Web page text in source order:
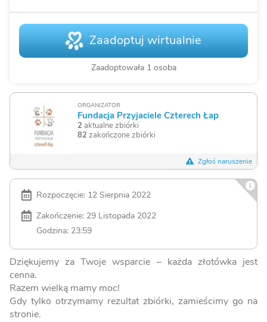
Zaadoptuj wirtualnie
Zaadoptowała 1 osoba
ORGANIZATOR
Fundacja Przyjaciele Czterech Łap
2 aktualne zbiórki
82 zakończone zbiórki
Zgłoś naruszenie
Rozpoczęcie: 12 Sierpnia 2022
Zakończenie: 29 Listopada 2022
Godzina: 23:59
Dziękujemy za Twoje wsparcie – każda złotówka jest
cenna.
Razem wielką mamy moc!
Gdy tylko otrzymamy rezultat zbiórki, zamieścimy go na
stronie.